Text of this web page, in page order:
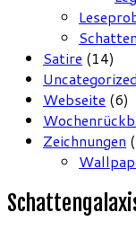
Satire (14)
Uncategorized
Webseite (6)
Zeichnungen